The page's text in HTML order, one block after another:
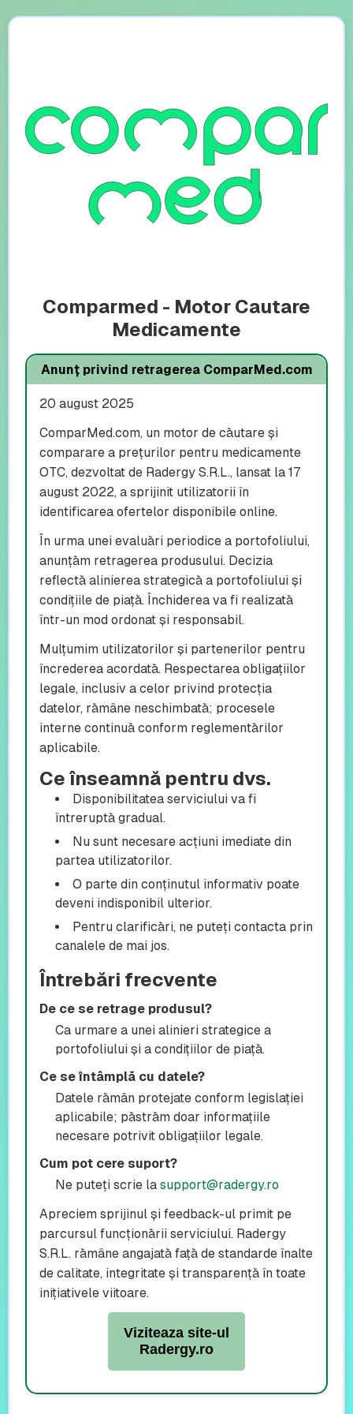
Comparmed - Motor Cautare
Medicamente
Anunț privind retragerea ComparMed.com
20 august 2025
ComparMed.com, un motor de căutare și
comparare a prețurilor pentru medicamente
OTC, dezvoltat de Radergy S.R.L., lansat la 17
august 2022, a sprijinit utilizatorii în
identificarea ofertelor disponibile online.
În urma unei evaluări periodice a portofoliului,
anunțăm retragerea produsului. Decizia
reflectă alinierea strategică a portofoliului și
condițiile de piață. Închiderea va fi realizată
într-un mod ordonat și responsabil.
Mulțumim utilizatorilor și partenerilor pentru
încrederea acordată. Respectarea obligațiilor
legale, inclusiv a celor privind protecția
datelor, rămâne neschimbată; procesele
interne continuă conform reglementărilor
aplicabile.
Ce înseamnă pentru dvs.
Disponibilitatea serviciului va fi
întreruptă gradual.
Nu sunt necesare acțiuni imediate din
partea utilizatorilor.
O parte din conținutul informativ poate
deveni indisponibil ulterior.
Pentru clarificări, ne puteți contacta prin
canalele de mai jos.
Întrebări frecvente
De ce se retrage produsul?
Ca urmare a unei alinieri strategice a
portofoliului și a condițiilor de piață.
Ce se întâmplă cu datele?
Datele rămân protejate conform legislației
aplicabile; păstrăm doar informațiile
necesare potrivit obligațiilor legale.
Cum pot cere suport?
Ne puteți scrie la support@radergy.ro
Apreciem sprijinul și feedback-ul primit pe
parcursul funcționării serviciului. Radergy
S.R.L. rămâne angajată față de standarde înalte
de calitate, integritate și transparență în toate
inițiativele viitoare.
Viziteaza site-ul
Radergy.ro